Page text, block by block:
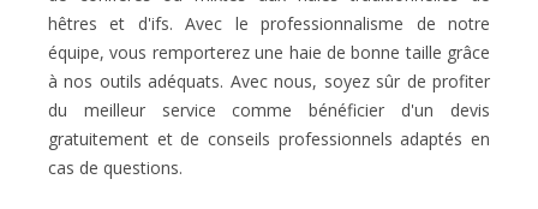
hêtres et d'ifs. Avec le professionnalisme de notre
équipe, vous remporterez une haie de bonne taille grâce
à nos outils adéquats. Avec nous, soyez sûr de profiter
du meilleur service comme bénéficier d'un devis
gratuitement et de conseils professionnels adaptés en
cas de questions.